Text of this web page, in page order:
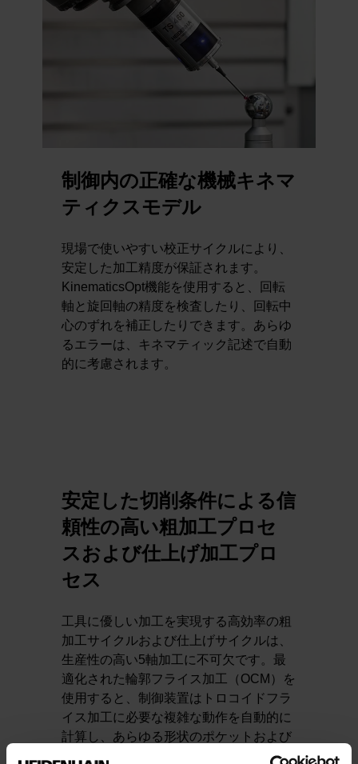
制御内の正確な機械キネマ
ティクスモデル
現場で使いやすい校正サイクルにより、
安定した加工精度が保証されます。
KinematicsOpt機能を使用すると、回転
軸と旋回軸の精度を検査したり、回転中
心のずれを補正したりできます。あらゆ
るエラーは、キネマティック記述で自動
的に考慮されます。
安定した切削条件による信
頼性の高い粗加工プロセ
スおよび仕上げ加工プロ
セス
工具に優しい加工を実現する高効率の粗
加工サイクルおよび仕上げサイクルは、
生産性の高い5軸加工に不可欠です。最
適化された輪郭フライス加工（OCM）を
使用すると、制御装置はトロコイドフラ
イス加工に必要な複雑な動作を自動的に
計算し、あらゆる形状のポケットおよび
アイランドを作成します。内蔵された切